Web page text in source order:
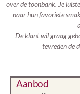
over de toonbank. Je
naar hun favoriete
De klant wil graag
tevreden de
Aanbod